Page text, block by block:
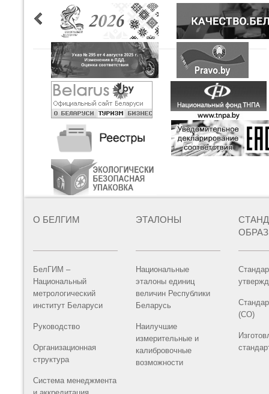
О БЕЛГИМ
БелГИМ –
Национальный
метрологический
институт Беларуси
Руководство
Организационная
структура
Система менеджмента
ЭТАЛОНЫ
Национальные
эталоны единиц
величин Республики
Беларусь
Наилучшие
измерительные и
калибровочные
возможности
(СО)